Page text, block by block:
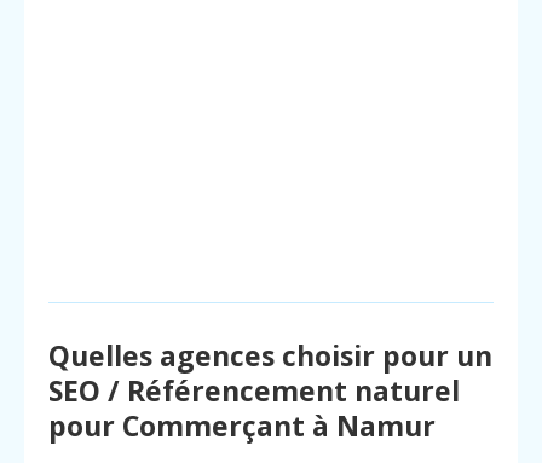
Quelles agences choisir pour un
SEO / Référencement naturel
pour Commerçant à Namur